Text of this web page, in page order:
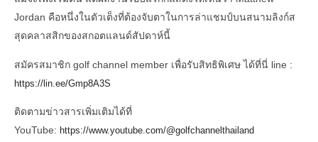
Jordan คือหนึ่งในตัวเต็งที่ต้องจับตาในการล่าแชมป์บนสนามลิงก์ส
สุดคลาสสิกของสกอตแลนด์สัปดาห์นี้
สมัครสมาชิก golf channel member เพื่อรับสิทธิพิเศษ ได้ที่นี่ line :
https://lin.ee/Gmp8A3S
ติดตามข่าวสารเพิ่มเติมได้ที่
YouTube: https://www.youtube.com/@golfchannelthailand